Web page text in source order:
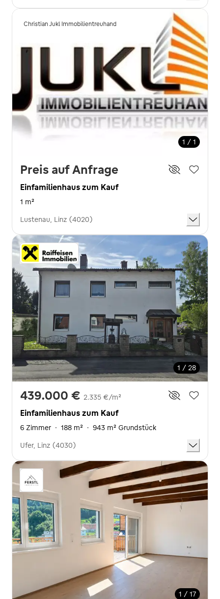
Christian Jukl Immobilientreuhand
1 / 1
Preis auf Anfrage
Einfamilienhaus zum Kauf
1 m²
Lustenau, Linz (4020)
1 / 28
439.000 € 2.335 €/m²
Einfamilienhaus zum Kauf
6 Zimmer · 188 m² · 943 m² Grundstück
Ufer, Linz (4030)
1 / 17